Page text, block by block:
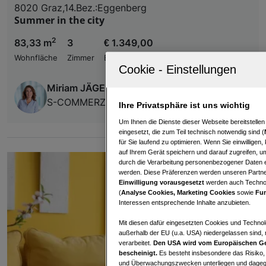
8020 Graz,14.Bez.:Eggenberg
Summer in the city
83,33 m2
Wohnfläche
3
Zimmer
€ 1.349,00
Bruttomiete
Miriam JÄGER
S-COMMERZ Immobilienvermittlung GmbH
Ihre Privatsphäre ist uns wichtig
Um Ihnen die Dienste dieser Webseite
eingesetzt, die zum Teil technisch notwendig sind (
für Sie laufend zu optimieren. Wenn Sie
auf Ihrem Gerät speichern und darauf zugreifen,
durch die Verarbeitung personenbezogener
werden. Diese Präferenzen werden unseren
Einwilligung vorausgesetzt werden auch
(Analyse Cookies, Marketing Cookies sowie
Interessen entsprechende Inhalte anzubieten.
Mit diesen dafür eingesetzten Cookies und
außerhalb der EU (u.a. USA) niedergelassen
verarbeitet. Den USA wird vom Europäischen
bescheinigt. Es besteht insbesondere das
und Überwachungszwecken unterliegen und